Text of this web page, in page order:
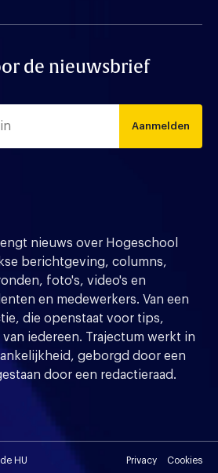
de nieuwsbrief
Aanmelden
nieuws over Hogeschool
berichtgeving, columns,
foto's, video's en
en medewerkers. Van een
die openstaat voor tips,
iedereen. Trajectum werkt in
geborgd door een
door een redactieraad.
HU Privacy Cookies